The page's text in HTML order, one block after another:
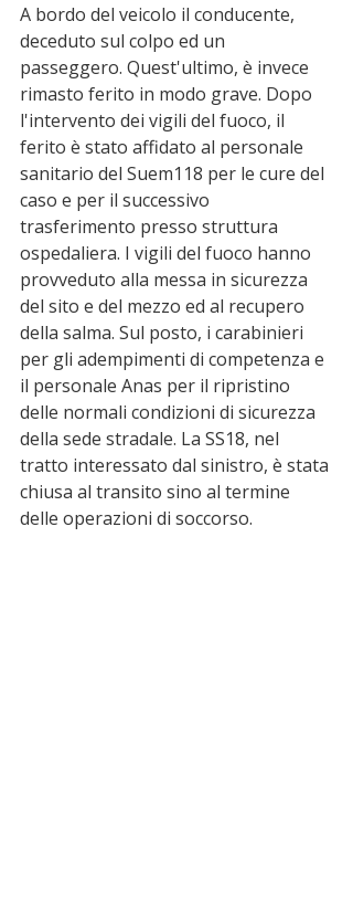
A bordo del veicolo il conducente,
deceduto sul colpo ed un
passeggero. Quest'ultimo, è invece
rimasto ferito in modo grave. Dopo
l'intervento dei vigili del fuoco, il
ferito è stato affidato al personale
sanitario del Suem118 per le cure del
caso e per il successivo
trasferimento presso struttura
ospedaliera. I vigili del fuoco hanno
provveduto alla messa in sicurezza
del sito e del mezzo ed al recupero
della salma. Sul posto, i carabinieri
per gli adempimenti di competenza e
il personale Anas per il ripristino
delle normali condizioni di sicurezza
della sede stradale. La SS18, nel
tratto interessato dal sinistro, è stata
chiusa al transito sino al termine
delle operazioni di soccorso.